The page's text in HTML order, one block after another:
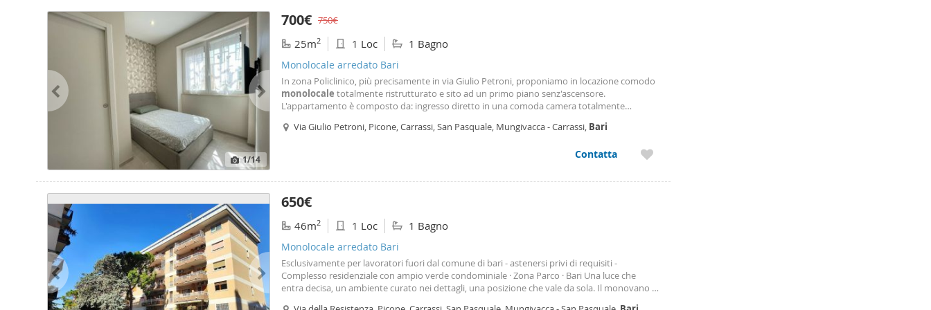
1/14
700€ 750€
25m2 1 Loc 1 Bagno
Monolocale arredato Bari
In zona Policlinico, più precisamente in via Giulio Petroni, proponiamo in locazione comodo
monolocale totalmente ristrutturato e sito ad un primo piano senz'ascensore.
L'appartamento è composto da: ingresso diretto in una comoda camera totalmente
ristrutturato con finiture di pregio e presenta le seguenti
Via Giulio Petroni, Picone, Carrassi, San Pasquale, Mungivacca - Carrassi, Bari
Contatta
650€
46m2 1 Loc 1 Bagno
Monolocale arredato Bari
Esclusivamente per lavoratori fuori dal comune di bari - astenersi privi di requisiti -
Complesso residenziale con ampio verde condominiale · Zona Parco · Bari Una luce che
entra decisa, un ambiente curato nei dettagli, una posizione che vale da sola. Il monovano in